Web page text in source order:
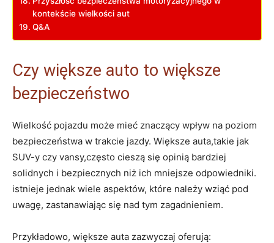
kontekście wielkości‌ aut
Q&A
Czy ⁣większe auto to większe
bezpieczeństwo
Wielkość pojazdu może ‌mieć znaczący wpływ ​na poziom
bezpieczeństwa⁢ w trakcie ⁢jazdy.‌ Większe auta,takie jak‌
SUV-y czy vansy,często ⁢cieszą się opinią⁣ bardziej
solidnych i bezpiecznych‍ niż​ ich mniejsze odpowiedniki.
istnieje ​jednak wiele aspektów, ⁤które należy wziąć pod
uwagę, zastanawiając się nad tym zagadnieniem.
Przykładowo, większe ⁢auta⁢ zazwyczaj‌ oferują: